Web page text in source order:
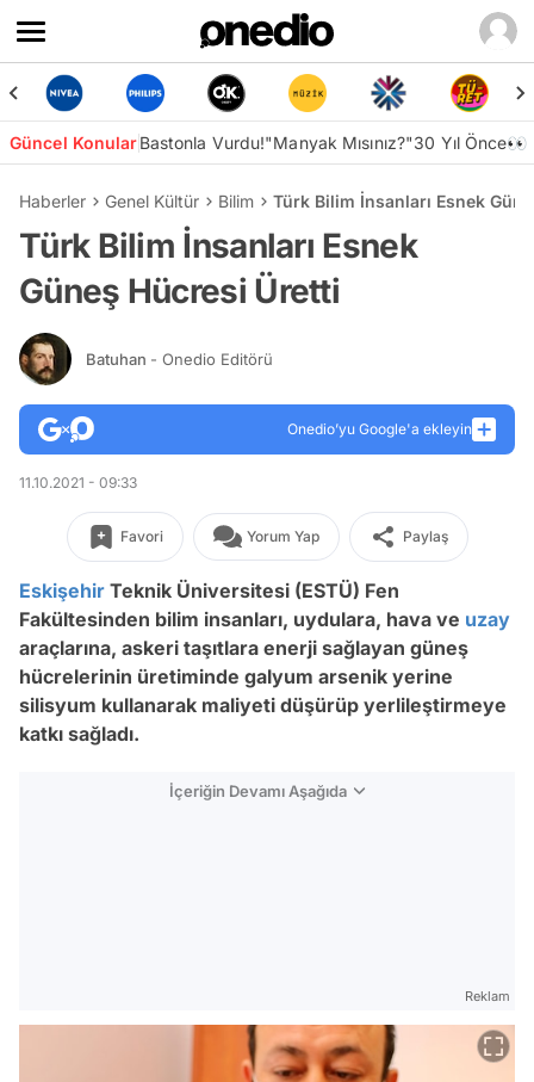
Güncel KonularBastonla Vurdu!"Manyak Mısınız?"30 Yıl Önce👀
Haberler Genel Kültür Bilim Türk Bilim İnsanları Esnek
Türk Bilim İnsanları Esnek
Güneş Hücresi Üretti
Batuhan - Onedio Editörü
Onedio’yu Google'a ekleyin
11.10.2021 - 09:33
Favori Yorum Yap Paylaş
Eskişehir Teknik Üniversitesi (ESTÜ) Fen
Fakültesinden bilim insanları, uydulara, hava ve uzay
araçlarına, askeri taşıtlara enerji sağlayan güneş
hücrelerinin üretiminde galyum arsenik yerine
silisyum kullanarak maliyeti düşürüp yerlileştirmeye
katkı sağladı.
İçeriğin Devamı Aşağıda
Reklam